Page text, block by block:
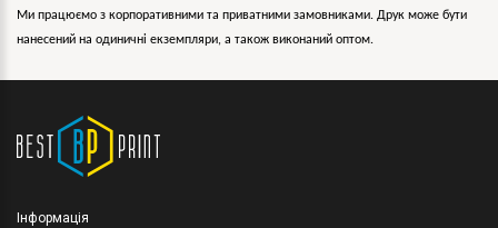
Ми працюємо з корпоративними та приватними замовниками. Друк може бути
нанесений на одиничні екземпляри, а також виконаний оптом.
Інформація